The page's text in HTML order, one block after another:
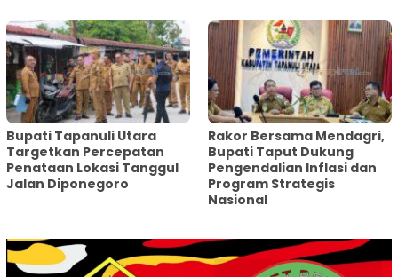
‎Bupati Tapanuli Utara
Targetkan Percepatan
Penataan Lokasi Tanggul
Jalan Diponegoro
Rakor Bersama Mendagri,
Bupati Taput Dukung
Pengendalian Inflasi dan
Program Strategis
Nasional‎